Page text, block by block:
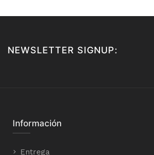
NEWSLETTER SIGNUP:
Información
Entrega